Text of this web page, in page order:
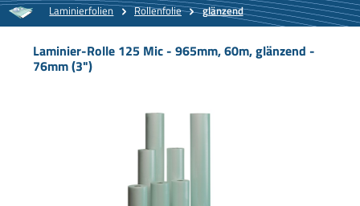
Laminierfolien Rollenfolie glänzend
Laminier-Rolle 125 Mic - 965mm, 60m, glänzend -
76mm (3")